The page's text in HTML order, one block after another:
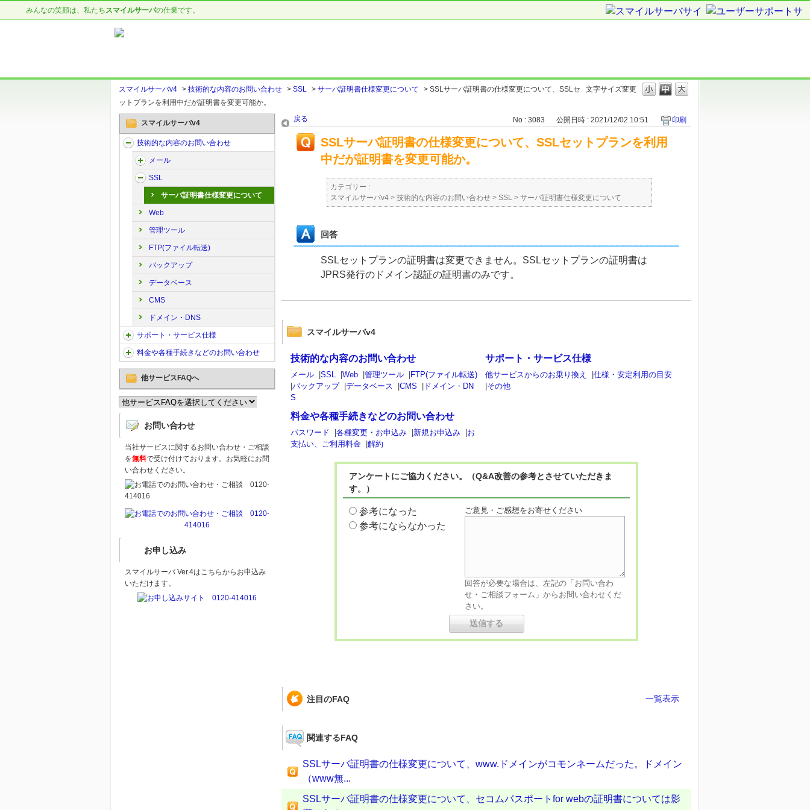
みんなの笑顔は、私たちスマイルサーバの仕業です。
文字サイズ変更
スマイルサーバv4 > 技術的な内容のお問い合わせ > SSL > サーバ証明書仕様変更について > SSLサーバ証明書の仕様変更について、SSLセ
ットプランを利用中だが証明書を変更可能か。
スマイルサーバv4
技術的な内容のお問い合わせ
メール
SSL
サーバ証明書仕様変更について
Web
管理ツール
FTP(ファイル転送)
バックアップ
データベース
CMS
ドメイン・DNS
サポート・サービス仕様
料金や各種手続きなどのお問い合わせ
他サービスFAQへ
お問い合わせ
当社サービスに関するお問い合わせ・ご相談
を無料で受け付けております。お気軽にお問
い合わせください。
お申し込み
スマイルサーバ Ver.4はこちらからお申込み
いただけます。
戻る No : 3083 公開日時 : 2021/12/02 10:51 印刷
SSLサーバ証明書の仕様変更について、SSLセットプランを利用
中だが証明書を変更可能か。
カテゴリー :
スマイルサーバv4 > 技術的な内容のお問い合わせ > SSL > サーバ証明書仕様変更について
回答
SSLセットプランの証明書は変更できません。SSLセットプランの証明書は
JPRS発行のドメイン認証の証明書のみです。
スマイルサーバv4
技術的な内容のお問い合わせ
メール SSL Web 管理ツール
FTP(ファイル転送)
バックアップ データベース CMS
ドメイン・DN
S
サポート・サービス仕様
他サービスからのお乗り換え |仕様・安定利用の目安
その他
料金や各種手続きなどのお問い合わせ
パスワード 各種変更・お申込み 新規お申込み
お
支払い、ご利用料金
解約
アンケートにご協力ください。（Q&A改善の参考とさせていただきま
す。）
参考になった
参考にならなかった
ご意見・ご感想をお寄せください
回答が必要な場合は、左記の「お問い合わ
せ・ご相談フォーム」からお問い合わせくだ
さい。
注目のFAQ 一覧表示
関連するFAQ
SSLサーバ証明書の仕様変更について、www.ドメインがコモンネームだった。ドメイン
（www無...
SSLサーバ証明書の仕様変更について、セコムパスポートfor webの証明書については影